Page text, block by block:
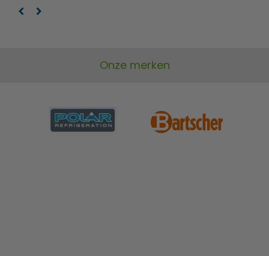
Onze merken